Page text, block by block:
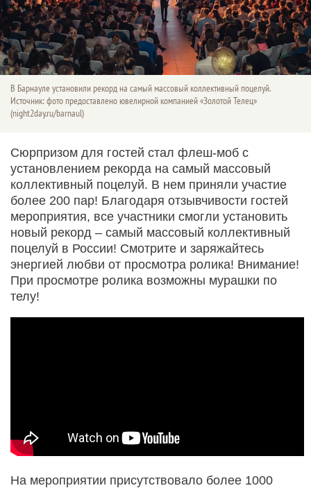
В Барнауле установили рекорд на самый массовый коллективный поцелуй.
Источник: фото предоставлено ювелирной компанией «Золотой Телец»
(night2day.ru/barnaul)
Сюрпризом для гостей стал флеш-моб с
установлением рекорда на самый массовый
коллективный поцелуй. В нем приняли участие
более 200 пар! Благодаря отзывчивости гостей
мероприятия, все участники смогли установить
новый рекорд – самый массовый коллективный
поцелуй в России! Смотрите и заряжайтесь
энергией любви от просмотра ролика! Внимание!
При просмотре ролика возможны мурашки по
телу!
На мероприятии присутствовало более 1000